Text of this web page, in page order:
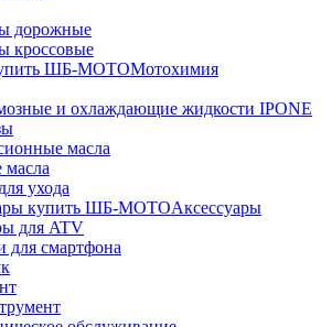
дорожные
кроссовые
Мотохимия
и охлаждающие жидкости IPONE
масла
ухода
Аксессуары
для ATV
для смартфона